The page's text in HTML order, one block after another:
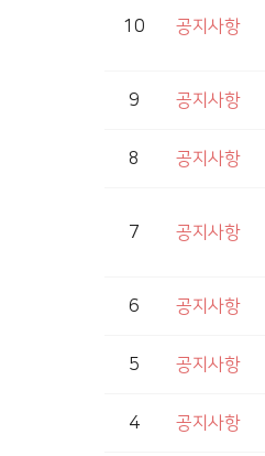
10 공지사항
9 공지사항
8 공지사항
7 공지사항
6 공지사항
5 공지사항
4 공지사항